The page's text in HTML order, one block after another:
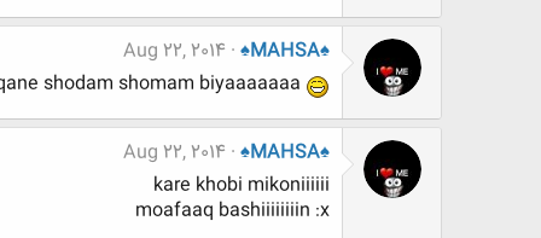
♠MAHSA♠
Aug 22, 2014
♠MAHSA♠
Aug 22, 2014
kare khobi mikoniiiiii
moafaaq bashiiiiiiiin :x